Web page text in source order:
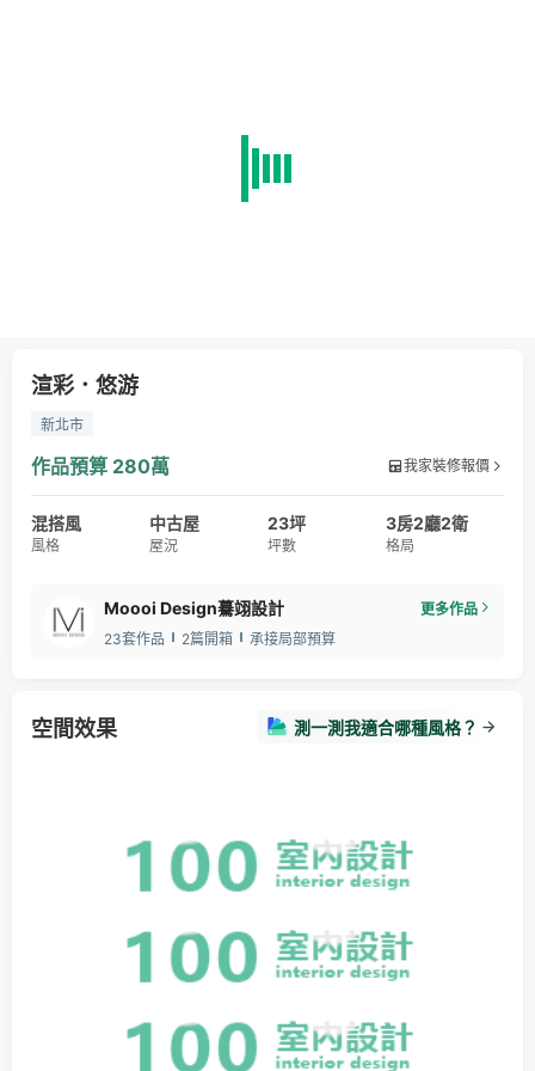
渲彩．悠游
新北市
作品預算 280萬 我家裝修報價
混搭風
風格
中古屋
屋況
23坪
坪數
3房2廳2衛
格局
Moooi Design驀翊設計
更多作品
23套作品
2篇開箱 承接局部預算
空間效果 測一測我適合哪種風格？